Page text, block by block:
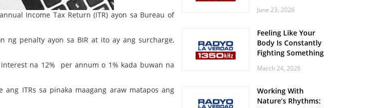
Income Tax Return (ITR) ayon sa Bureau of
ng penalty ayon sa BIR at ito ay ang surcharge,
na 12% per annum o 1% kada buwan na
ITRs sa pinaka maagang araw matapos ang
Spatial Solitude in
Roaring Stadiums
June 23, 2026
Feeling Like Your
Body Is Constantly
Fighting Something
Body Might Be
March 24, 2026
Working With
Nature’s Rhythms: